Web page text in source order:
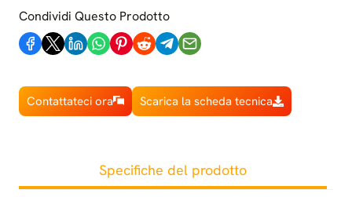
Condividi Questo Prodotto
Contattateci ora Scarica la scheda tecnica
Specifiche del prodotto